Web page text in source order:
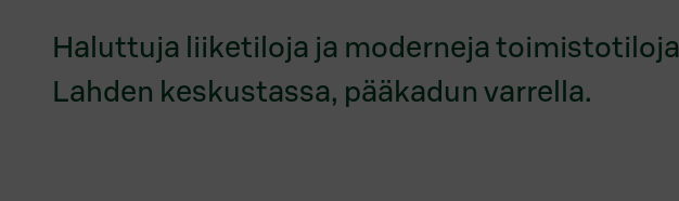
Haluttuja liiketiloja ja moderneja toimistotiloja
Lahden keskustassa, pääkadun varrella.